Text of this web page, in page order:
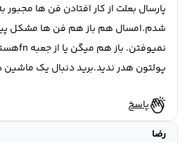
شدم.امسال هم باز هم فن ها مشکل
پولتون هدر ندید.برید دنبال یک
پاسخ
رضا